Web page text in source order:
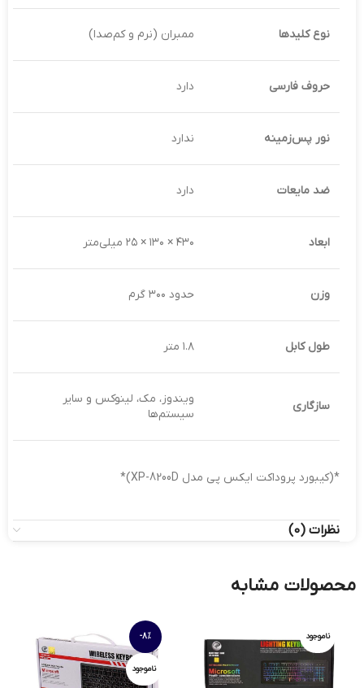
نوع کلیدها ممبران (نرم و کم‌صدا)
حروف فارسی دارد
نور پس‌زمینه ندارد
ضد مایعات دارد
ابعاد ۴۳۰ × ۱۳۰ × ۲۵ میلی‌متر
وزن حدود ۳۰۰ گرم
طول کابل ۱.۸ متر
سازگاری
ویندوز، مک، لینوکس و سایر
سیستم‌ها
*(کیبورد پروداکت ایکس پی مدل XP-8200D)*
نظرات (0)
محصولات مشابه
ناموجود -8%
ناموجود